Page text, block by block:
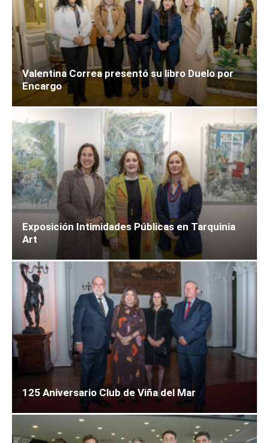
Valentina Correa presentó su libro Duelo por
Encargo
Exposición Intimidades Públicas en Tarquinia
Art
125 Aniversario Club de Viña del Mar